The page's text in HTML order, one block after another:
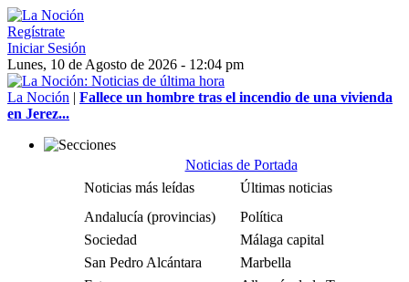
Regístrate
Iniciar Sesión
Lunes, 10 de Agosto de 2026 - 12:04 pm
La Noción | Fallece un hombre tras el incendio de una vivienda
en Jerez...
Noticias de Portada
Noticias más leídas
Últimas noticias
Andalucía (provincias)
Política
Sociedad
Málaga capital
San Pedro Alcántara
Marbella